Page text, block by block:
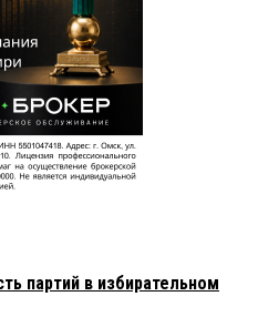
партий в избирательном